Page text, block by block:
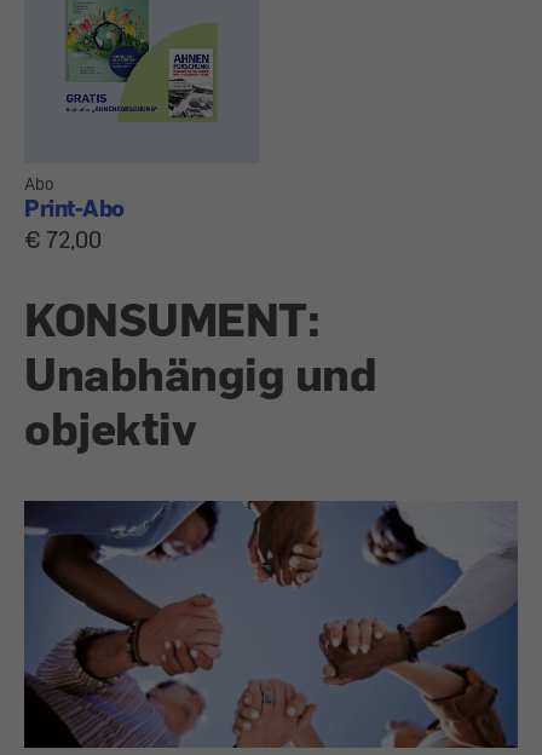
Abo
Print-Abo
€ 72,00
KONSUMENT:
Unabhängig und
objektiv